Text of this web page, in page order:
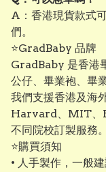
A：香港現貨款式
們。
⭐GradBaby 品牌
GradBaby 是香港
公仔、畢業袍、畢
我們支援香港及海
Harvard、MIT、
不同院校訂製服務。
⭐購買須知
• 人手製作，一般